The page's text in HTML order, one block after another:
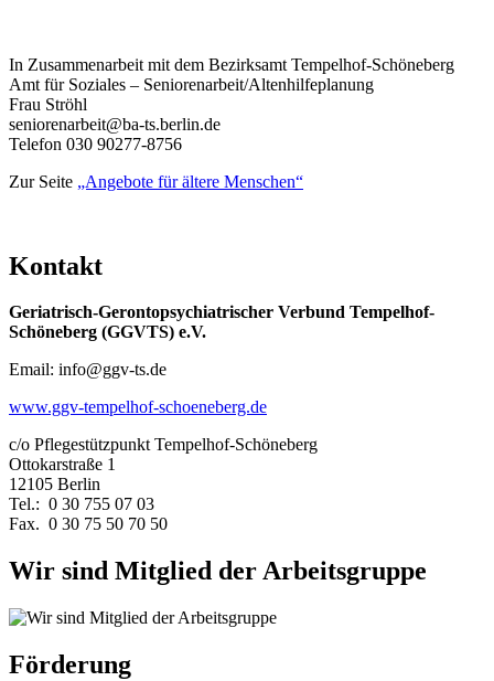
In Zusammenarbeit mit dem Bezirksamt Tempelhof-Schöneberg
Amt für Soziales – Seniorenarbeit/Altenhilfeplanung
Frau Ströhl
seniorenarbeit@ba-ts.berlin.de
Telefon 030 90277-8756
Zur Seite „Angebote für ältere Menschen“
Kontakt
Geriatrisch-Gerontopsychiatrischer Verbund Tempelhof-
Schöneberg (GGVTS) e.V.
Email: info@ggv-ts.de
www.ggv-tempelhof-schoeneberg.de
c/o Pflegestützpunkt Tempelhof-Schöneberg
Ottokarstraße 1
12105 Berlin
Tel.: 0 30 755 07 03
Fax. 0 30 75 50 70 50
Wir sind Mitglied der Arbeitsgruppe
Förderung